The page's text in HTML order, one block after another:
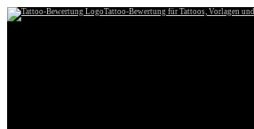
Tattoo-Bewertung für Tattoos, Vorlagen